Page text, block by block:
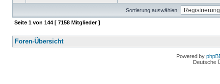
Sortierung auswählen:
Seite 1 von 144 [ 7158 Mitglieder ]
Foren-Übersicht
Powered by
Deutsche